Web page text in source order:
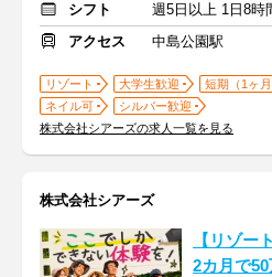
シフト
週5日以上 1日8時
アクセス
中島公園駅
リゾート 大学生歓迎
短期（1ヶ月
ネイル可
シルバー歓迎
株式会社シアーズの求人一覧を見る
株式会社シアーズ
【リゾー
2カ月で